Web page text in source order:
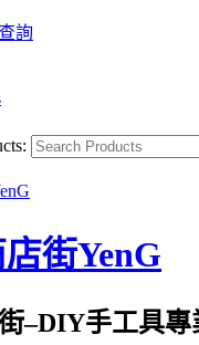
詢
街YenG
–DIY手工具專